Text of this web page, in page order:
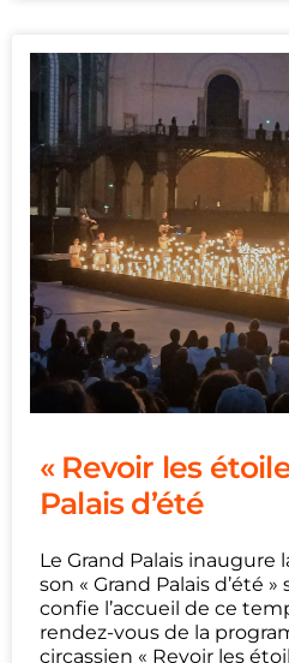
« Revoir les
Palais d’été
Le Grand Palais inaugure
son « Grand Palais d’été
confie l’accueil de ce
rendez-vous de la
circassien « Revoir les